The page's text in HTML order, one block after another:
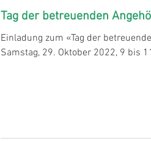
Tag der betreuenden
Einladung zum «Tag der
Samstag, 29. Oktober 2022, 9 bis